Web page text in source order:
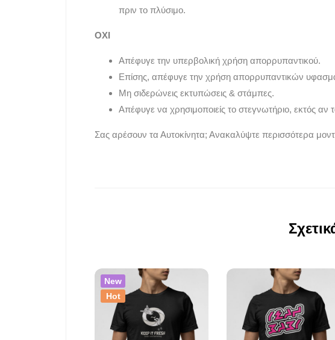
πριν το πλύσιμο.
ΟΧΙ
Απέφυγε την υπερβολική χρήση απορρυπαντικού.
Επίσης, απέφυγε την χρήση απορρυπαντικών
Μη σιδερώνεις εκτυπώσεις & στάμπες.
Απέφυγε να χρησιμοποιείς το στεγνωτήριο, εκτός αν
Σας αρέσουν τα Αυτοκίνητα; Ανακαλύψτε περισσότερα
New
Hot